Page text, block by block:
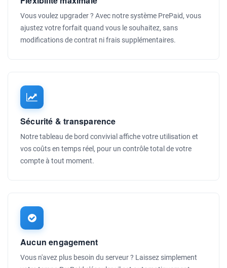
Vous voulez upgrader ? Avec notre système PrePaid, vous
ajustez votre forfait quand vous le souhaitez, sans
modifications de contrat ni frais supplémentaires.
Sécurité & transparence
Notre tableau de bord convivial affiche votre utilisation et
vos coûts en temps réel, pour un contrôle total de votre
compte à tout moment.
Aucun engagement
Vous n'avez plus besoin du serveur ? Laissez simplement